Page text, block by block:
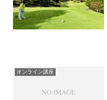
オンライン講座